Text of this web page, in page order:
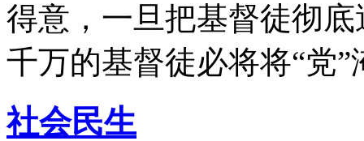
得意，一旦把基督徒彻
千万的基督徒必将将“党”
社会民生